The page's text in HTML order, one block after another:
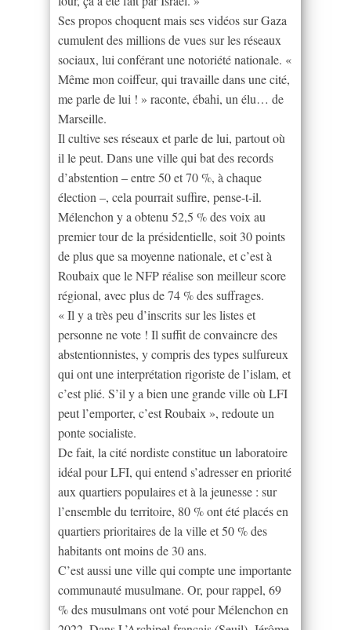
Ses propos choquent mais ses vidéos sur Gaza
cumulent des millions de vues sur les réseaux
sociaux, lui conférant une notoriété nationale. «
Même mon coiffeur, qui travaille dans une cité,
me parle de lui ! » raconte, ébahi, un élu… de
Marseille.
Il cultive ses réseaux et parle de lui, partout où
il le peut. Dans une ville qui bat des records
d’abstention – entre 50 et 70 %, à chaque
élection –, cela pourrait suffire, pense-t-il.
Mélenchon y a obtenu 52,5 % des voix au
premier tour de la présidentielle, soit 30 points
de plus que sa moyenne nationale, et c’est à
Roubaix que le NFP réalise son meilleur score
régional, avec plus de 74 % des suffrages.
« Il y a très peu d’inscrits sur les listes et
personne ne vote ! Il suffit de convaincre des
abstentionnistes, y compris des types sulfureux
qui ont une interprétation rigoriste de l’islam, et
c’est plié. S’il y a bien une grande ville où LFI
peut l’emporter, c’est Roubaix », redoute un
ponte socialiste.
De fait, la cité nordiste constitue un laboratoire
idéal pour LFI, qui entend s’adresser en priorité
aux quartiers populaires et à la jeunesse : sur
l’ensemble du territoire, 80 % ont été placés en
quartiers prioritaires de la ville et 50 % des
habitants ont moins de 30 ans.
C’est aussi une ville qui compte une importante
communauté musulmane. Or, pour rappel, 69
% des musulmans ont voté pour Mélenchon en